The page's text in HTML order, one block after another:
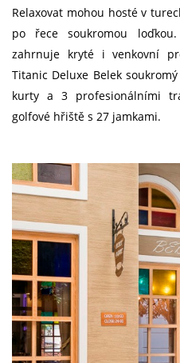
Relaxovat mohou hosté v
po řece soukromou
zahrnuje kryté i venkovní
Titanic Deluxe Belek
kurty a 3 profesionálními
golfové hřiště s 27 jamkami.